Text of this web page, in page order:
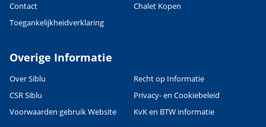
Contact
Chalet Kopen
Toegankelijkheidverklaring
Overige Informatie
Over Siblu
Recht op Informatie
CSR Siblu
Privacy- en Cookiebeleid
Voorwaarden gebruik Website
KvK en BTW informatie